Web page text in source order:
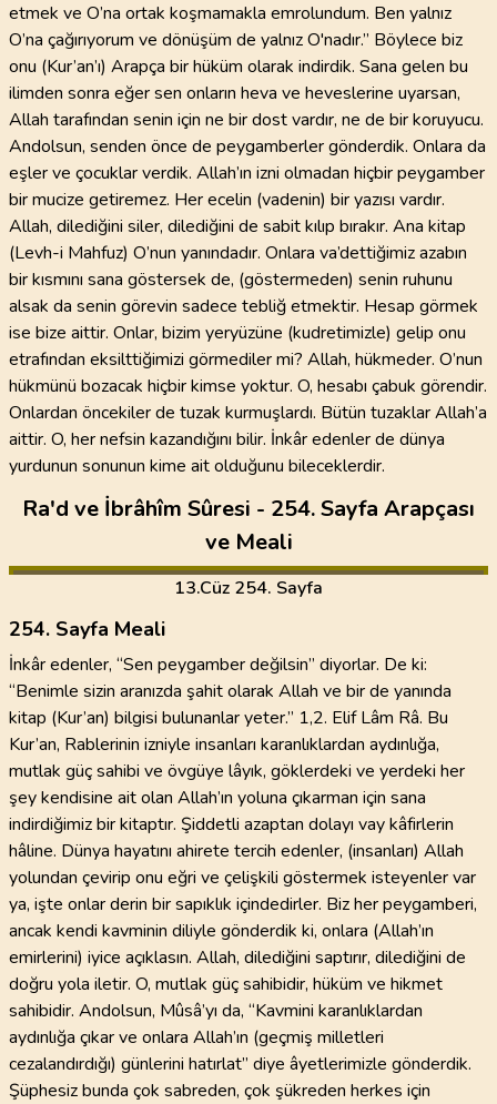
etmek ve O’na ortak koşmamakla emrolundum. Ben yalnız
O’na çağırıyorum ve dönüşüm de yalnız O'nadır.” Böylece biz
onu (Kur’an’ı) Arapça bir hüküm olarak indirdik. Sana gelen bu
ilimden sonra eğer sen onların heva ve heveslerine uyarsan,
Allah tarafından senin için ne bir dost vardır, ne de bir koruyucu.
Andolsun, senden önce de peygamberler gönderdik. Onlara da
eşler ve çocuklar verdik. Allah’ın izni olmadan hiçbir peygamber
bir mucize getiremez. Her ecelin (vadenin) bir yazısı vardır.
Allah, dilediğini siler, dilediğini de sabit kılıp bırakır. Ana kitap
(Levh-i Mahfuz) O’nun yanındadır. Onlara va’dettiğimiz azabın
bir kısmını sana göstersek de, (göstermeden) senin ruhunu
alsak da senin görevin sadece tebliğ etmektir. Hesap görmek
ise bize aittir. Onlar, bizim yeryüzüne (kudretimizle) gelip onu
etrafından eksilttiğimizi görmediler mi? Allah, hükmeder. O’nun
hükmünü bozacak hiçbir kimse yoktur. O, hesabı çabuk görendir.
Onlardan öncekiler de tuzak kurmuşlardı. Bütün tuzaklar Allah’a
aittir. O, her nefsin kazandığını bilir. İnkâr edenler de dünya
yurdunun sonunun kime ait olduğunu bileceklerdir.
Ra'd ve İbrâhîm Sûresi - 254. Sayfa Arapçası
ve Meali
13.Cüz 254. Sayfa
254. Sayfa Meali
İnkâr edenler, “Sen peygamber değilsin” diyorlar. De ki:
“Benimle sizin aranızda şahit olarak Allah ve bir de yanında
kitap (Kur’an) bilgisi bulunanlar yeter.” 1,2. Elif Lâm Râ. Bu
Kur’an, Rablerinin izniyle insanları karanlıklardan aydınlığa,
mutlak güç sahibi ve övgüye lâyık, göklerdeki ve yerdeki her
şey kendisine ait olan Allah’ın yoluna çıkarman için sana
indirdiğimiz bir kitaptır. Şiddetli azaptan dolayı vay kâfirlerin
hâline. Dünya hayatını ahirete tercih edenler, (insanları) Allah
yolundan çevirip onu eğri ve çelişkili göstermek isteyenler var
ya, işte onlar derin bir sapıklık içindedirler. Biz her peygamberi,
ancak kendi kavminin diliyle gönderdik ki, onlara (Allah’ın
emirlerini) iyice açıklasın. Allah, dilediğini saptırır, dilediğini de
doğru yola iletir. O, mutlak güç sahibidir, hüküm ve hikmet
sahibidir. Andolsun, Mûsâ’yı da, “Kavmini karanlıklardan
aydınlığa çıkar ve onlara Allah’ın (geçmiş milletleri
cezalandırdığı) günlerini hatırlat” diye âyetlerimizle gönderdik.
Şüphesiz bunda çok sabreden, çok şükreden herkes için